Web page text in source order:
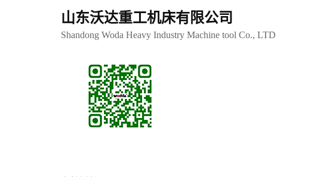
山东沃达重工机床有限公司
Shandong Woda Heavy Industry Machine tool Co., LTD